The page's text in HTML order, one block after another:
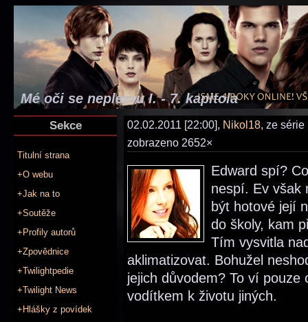
Mé oči se nepletou I. - 7. kapitola
Sekce
Titulní strana
+O webu
+Jak na to
+Soutěže
+Profily autorů
+Zpovědnice
+Twilightpedie
+Twilight News
+Hlášky z povídek
02.02.2011 [22:00], Nikol18, ze série
zobrazeno 2652×
Edward spí?
nespí. Ev však
být hotové její
do školy, kam
Tím vysvitla
aklimatizovat. Bohužel
jejich důvodem? To ví
vodítkem k životu jiných.